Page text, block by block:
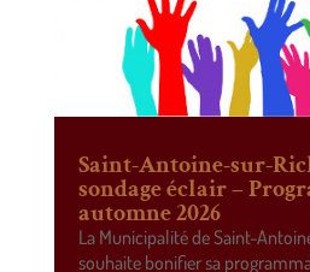
Saint-Antoine-sur-
sondage éclair –
automne 2026
La Municipalité de Saint-
souhaite bonifier sa